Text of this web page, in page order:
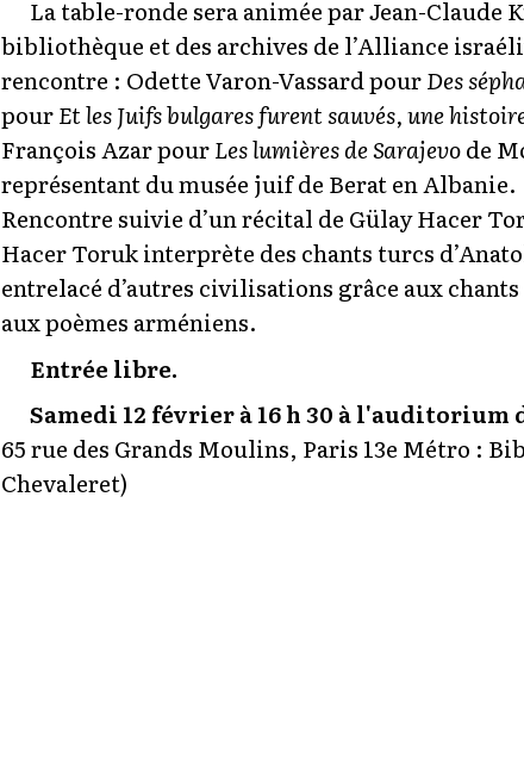
La table-ronde sera animée par Jean-
bibliothèque et des archives de l’Alliance
rencontre : Odette Varon-Vassard pourDes
pourEt les Juifs bulgares furent sauvés, une
François Azar pourLes lumières de Sarajevode
représentant du musée juif de Berat en Albanie.
Rencontre suivie d’un récital de Gülay Hacer
Hacer Toruk interprète des chants turcs
entrelacé d’autres civilisations grâce aux
aux poèmes arméniens.
Entrée libre.
Samedi 12 février à 16 h 30 à l'auditorium
65 rue des Grands Moulins, Paris 13e Métro :
Chevaleret)